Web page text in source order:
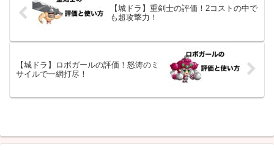
【城ドラ】重剣士の評価！2コストの中で
も超攻撃力！
【城ドラ】ロボガールの評価！怒涛のミ
サイルで一網打尽！